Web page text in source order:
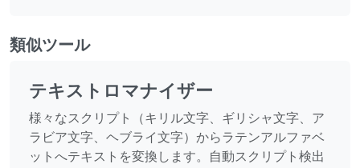
類似ツール
テキストロマナイザー
様々なスクリプト（キリル文字、ギリシャ文字、ア
ラビア文字、ヘブライ文字）からラテンアルファベ
ットへテキストを変換します。自動スクリプト検出